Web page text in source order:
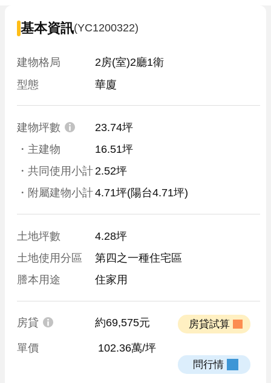
基本資訊(YC1200322)
建物格局
2房(室)2廳1衛
型態
華廈
建物坪數
23.74坪
・主建物
16.51坪
・共同使用小計 2.52坪
・附屬建物小計4.71坪(陽台4.71坪)
土地坪數
4.28坪
土地使用分區
第四之一種住宅區
謄本用途
住家用
房貸 約69,575元
單價 102.36萬/坪